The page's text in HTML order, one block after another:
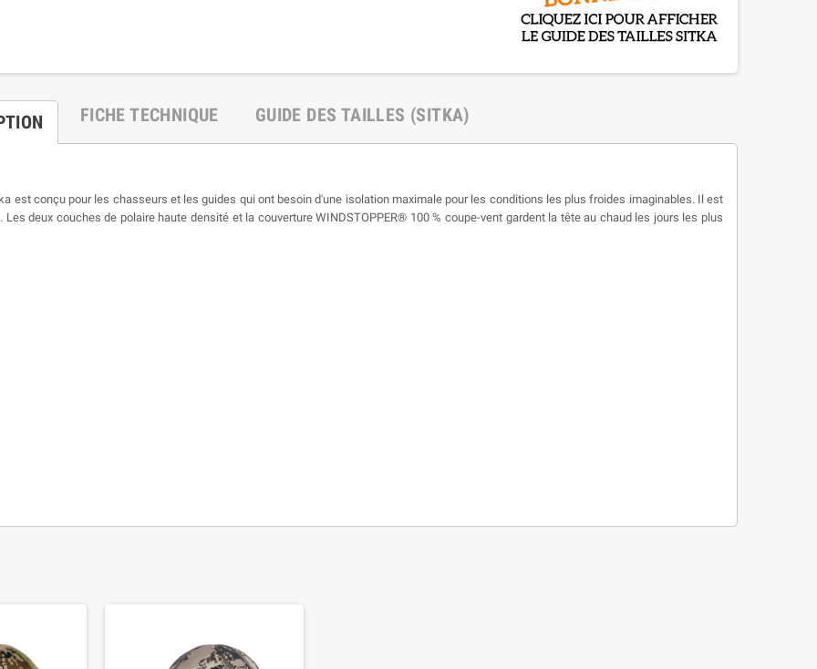
FICHE TECHNIQUE GUIDE DES TAILLES (SITKA)
est conçu pour les chasseurs et les guides qui ont besoin d'une isolation maximale pour les conditions les plus froides imaginables. Il est
deux couches de polaire haute densité et la couverture WINDSTOPPER® 100 % coupe-vent gardent la tête au chaud les jours les plus